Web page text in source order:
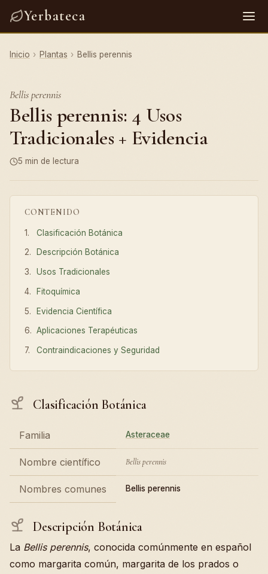
Yerbateca
Inicio › Plantas › Bellis perennis
Bellis perennis
Bellis perennis: 4 Usos
Tradicionales + Evidencia
5 min de lectura
CONTENIDO
Clasificación Botánica
Descripción Botánica
Usos Tradicionales
Fitoquímica
Evidencia Científica
Aplicaciones Terapéuticas
Contraindicaciones y Seguridad
Clasificación Botánica
Familia Asteraceae
Nombre científico Bellis perennis
Nombres comunes Bellis perennis
Descripción Botánica
La Bellis perennis, conocida comúnmente en español
como margarita común, margarita de los prados o